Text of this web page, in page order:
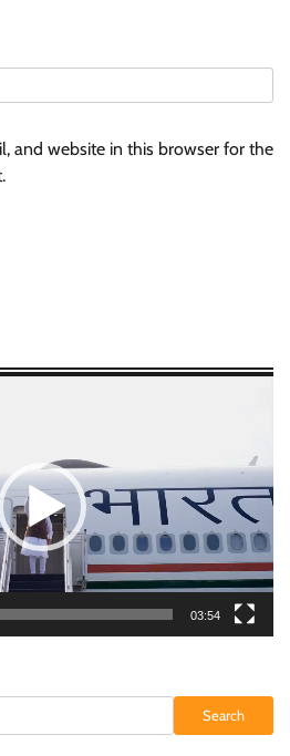
and website in this browser for the
03:54
Search